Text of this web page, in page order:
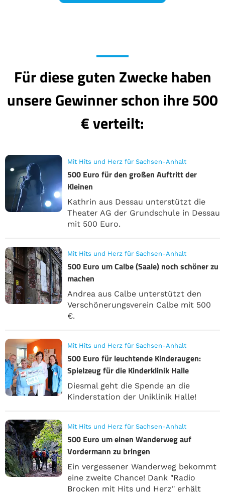
Für diese guten Zwecke haben
unsere Gewinner schon ihre 500
€ verteilt:
Mit Hits und Herz für Sachsen-Anhalt
500 Euro für den großen Auftritt der
Kleinen
Kathrin aus Dessau unterstützt die
Theater AG der Grundschule in Dessau
mit 500 Euro.
Mit Hits und Herz für Sachsen-Anhalt
500 Euro um Calbe (Saale) noch schöner zu
machen
Andrea aus Calbe unterstützt den
Verschönerungsverein Calbe mit 500
€.
Mit Hits und Herz für Sachsen-Anhalt
500 Euro für leuchtende Kinderaugen:
Spielzeug für die Kinderklinik Halle
Diesmal geht die Spende an die
Kinderstation der Uniklinik Halle!
Mit Hits und Herz für Sachsen-Anhalt
500 Euro um einen Wanderweg auf
Vordermann zu bringen
Ein vergessener Wanderweg bekommt
eine zweite Chance! Dank "Radio
Brocken mit Hits und Herz" erhält